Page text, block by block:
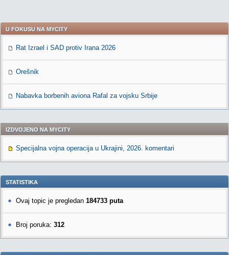
U FOKUSU NA MYCITY
Rat Izrael i SAD protiv Irana 2026
Orešnik
Nabavka borbenih aviona Rafal za vojsku Srbije
IZDVOJENO NA MYCITY
Specijalna vojna operacija u Ukrajini, 2026. komentari
STATISTIKA
Ovaj topic je pregledan 184733 puta
Broj poruka: 312